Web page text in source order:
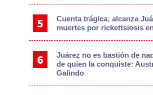
Cuenta trágica; alcanza
muertes por rickettsiosis
Juárez no es bastión de
de quien la conquiste:
Galindo